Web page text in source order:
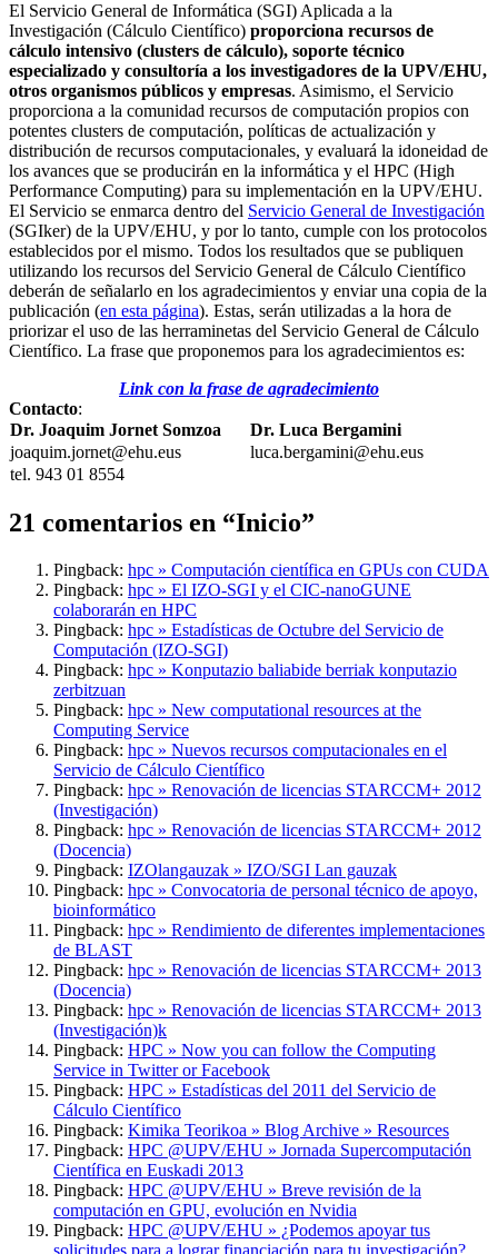
El Servicio General de Informática (SGI) Aplicada a la
Investigación (Cálculo Científico) proporciona recursos de
cálculo intensivo (clusters de cálculo), soporte técnico
especializado y consultoría a los investigadores de la UPV/EHU,
otros organismos públicos y empresas. Asimismo, el Servicio
proporciona a la comunidad recursos de computación propios con
potentes clusters de computación, políticas de actualización y
distribución de recursos computacionales, y evaluará la idoneidad de
los avances que se producirán en la informática y el HPC (High
Performance Computing) para su implementación en la UPV/EHU.
El Servicio se enmarca dentro del Servicio General de Investigación
(SGIker) de la UPV/EHU, y por lo tanto, cumple con los protocolos
establecidos por el mismo. Todos los resultados que se publiquen
utilizando los recursos del Servicio General de Cálculo Científico
deberán de señalarlo en los agradecimientos y enviar una copia de la
publicación (en esta página). Estas, serán utilizadas a la hora de
priorizar el uso de las herraminetas del Servicio General de Cálculo
Científico. La frase que proponemos para los agradecimientos es:
Link con la frase de agradecimiento
Contacto:
Dr. Joaquim Jornet Somzoa
Dr. Luca Bergamini
joaquim.jornet@ehu.eus
luca.bergamini@ehu.eus
tel. 943 01 8554
21 comentarios en “Inicio”
Pingback: hpc » Computación científica en GPUs con CUDA
Pingback: hpc » El IZO-SGI y el CIC-nanoGUNE
colaborarán en HPC
Pingback: hpc » Estadísticas de Octubre del Servicio de
Computación (IZO-SGI)
Pingback: hpc » Konputazio baliabide berriak konputazio
zerbitzuan
Pingback: hpc » New computational resources at the
Computing Service
Pingback: hpc » Nuevos recursos computacionales en el
Servicio de Cálculo Científico
Pingback: hpc » Renovación de licencias STARCCM+ 2012
(Investigación)
Pingback: hpc » Renovación de licencias STARCCM+ 2012
(Docencia)
Pingback: IZOlangauzak » IZO/SGI Lan gauzak
Pingback: hpc » Convocatoria de personal técnico de apoyo,
bioinformático
Pingback: hpc » Rendimiento de diferentes implementaciones
de BLAST
Pingback: hpc » Renovación de licencias STARCCM+ 2013
(Docencia)
Pingback: hpc » Renovación de licencias STARCCM+ 2013
(Investigación)k
Pingback: HPC » Now you can follow the Computing
Service in Twitter or Facebook
Pingback: HPC » Estadísticas del 2011 del Servicio de
Cálculo Científico
Pingback: Kimika Teorikoa » Blog Archive » Resources
Pingback: HPC @UPV/EHU » Jornada Supercomputación
Científica en Euskadi 2013
Pingback: HPC @UPV/EHU » Breve revisión de la
computación en GPU, evolución en Nvidia
Pingback: HPC @UPV/EHU » ¿Podemos apoyar tus